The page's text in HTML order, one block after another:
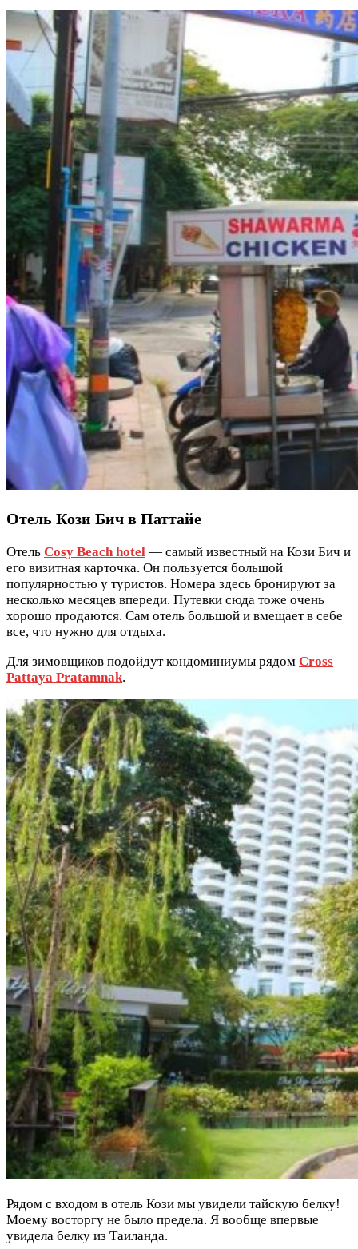
Отель Кози Бич в Паттайе
Отель Cosy Beach hotel — самый известный на Кози Бич и
его визитная карточка. Он пользуется большой
популярностью у туристов. Номера здесь бронируют за
несколько месяцев впереди. Путевки сюда тоже очень
хорошо продаются. Сам отель большой и вмещает в себе
все, что нужно для отдыха.
Для зимовщиков подойдут кондоминиумы рядом Cross
Pattaya Pratamnak.
Рядом с входом в отель Кози мы увидели тайскую белку!
Моему восторгу не было предела. Я вообще впервые
увидела белку из Таиланда.